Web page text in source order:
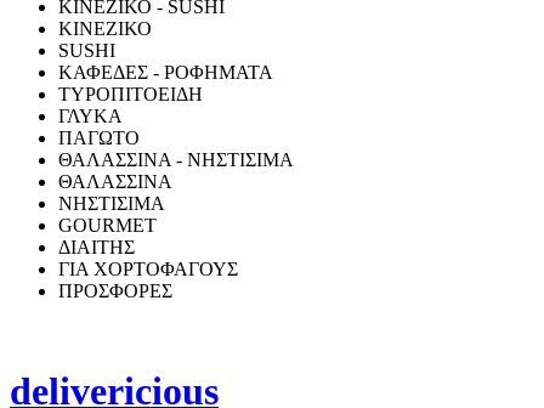
ΚΙΝΕΖΙΚΟ - SUSHI
ΚΙΝΕΖΙΚΟ
SUSHI
ΚΑΦΕΔΕΣ - ΡΟΦΗΜΑΤΑ
ΤΥΡΟΠΙΤΟΕΙΔΗ
ΓΛΥΚΑ
ΠΑΓΩΤΟ
ΘΑΛΑΣΣΙΝΑ - ΝΗΣΤΙΣΙΜΑ
ΘΑΛΑΣΣΙΝΑ
ΝΗΣΤΙΣΙΜΑ
GOURMET
ΔΙΑΙΤΗΣ
ΓΙΑ ΧΟΡΤΟΦΑΓΟΥΣ
ΠΡΟΣΦΟΡΕΣ
delivericious